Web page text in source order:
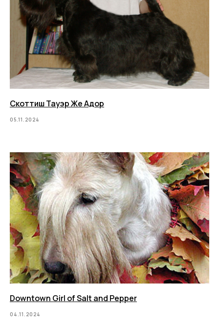
Скоттиш Тауэр Же Адор
05.11.2024
Downtown Girl of Salt and Pepper
04.11.2024